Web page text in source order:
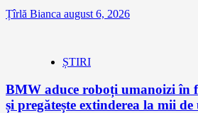
Țîrlă Bianca august 6, 2026
ȘTIRI
BMW aduce roboți umanoizi în
și pregătește extinderea la mii